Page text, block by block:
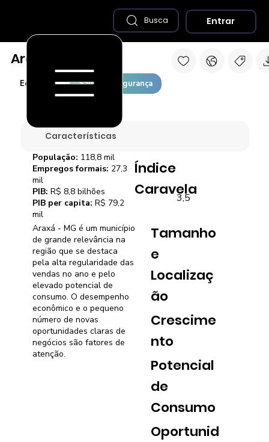
Características
Araxá - MG é um município
de grande relevância na
região que se destaca
pela alta regularidade das
vendas no ano e pelo
elevado potencial de
consumo. O desempenho
econômico e o pequeno
número de novas
oportunidades claras de
negócios são fatores de
atenção.
Índice
Caravela
3,5
Tamanho
e
Localizaç
ão
Crescime
nto
Potencial
de
Consumo
Oportunid
População: 118,8 mil
Empregos formais: 27,3
mil
PIB: R$ 8,8 bilhões
PIB per capita: R$ 79,2
mil
Economia Saúde e Segurança
Araxá - MG
Busca Entrar